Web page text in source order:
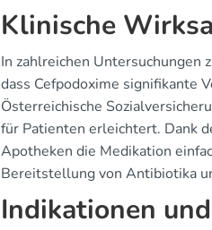
Klinische
In zahlreichen Untersuchungen
dass Cefpodoxime signifikante
Österreichische
für Patienten erleichtert. Dank
Apotheken die Medikation
Bereitstellung von Antibiotika
Indikationen